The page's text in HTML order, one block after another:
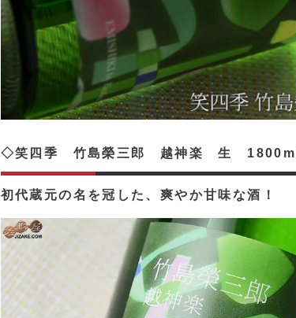
初代蔵元の名を冠した、爽やか甘味な酒！
◇笑四季 竹島榮三郎 越神楽 生 1800ml